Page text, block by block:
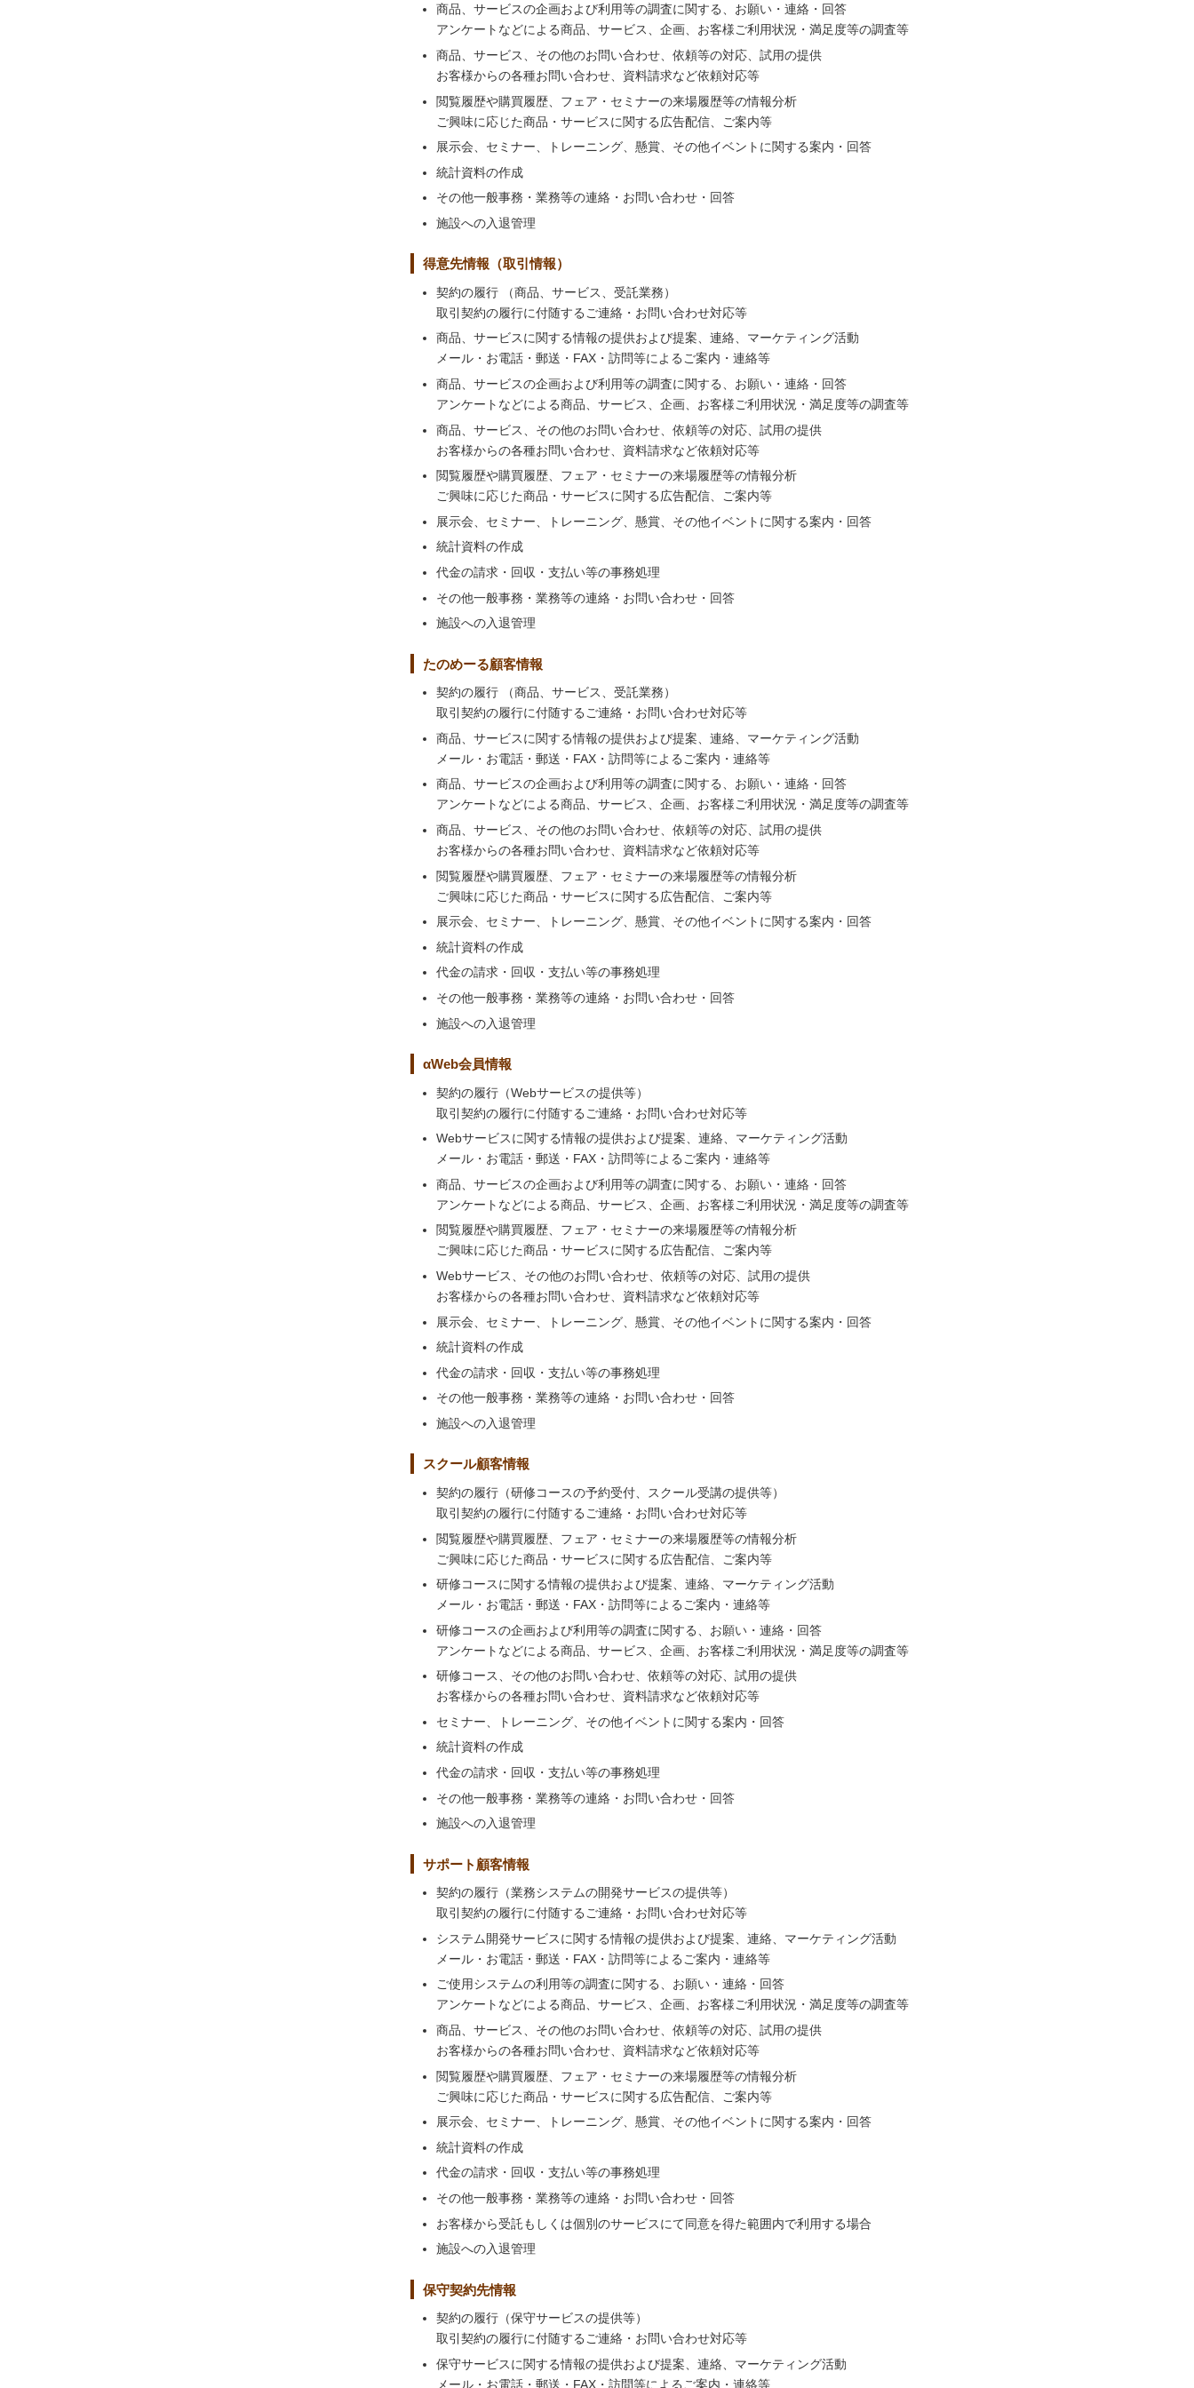
商品、サービスの企画および利用等の調査に関する、お願い・連絡・回答
アンケートなどによる商品、サービス、企画、お客様ご利用状況・満足度等の調査等
商品、サービス、その他のお問い合わせ、依頼等の対応、試用の提供
お客様からの各種お問い合わせ、資料請求など依頼対応等
閲覧履歴や購買履歴、フェア・セミナーの来場履歴等の情報分析
ご興味に応じた商品・サービスに関する広告配信、ご案内等
展示会、セミナー、トレーニング、懸賞、その他イベントに関する案内・回答
統計資料の作成
その他一般事務・業務等の連絡・お問い合わせ・回答
施設への入退管理
得意先情報（取引情報）
契約の履行 （商品、サービス、受託業務）
取引契約の履行に付随するご連絡・お問い合わせ対応等
商品、サービスに関する情報の提供および提案、連絡、マーケティング活動
メール・お電話・郵送・FAX・訪問等によるご案内・連絡等
商品、サービスの企画および利用等の調査に関する、お願い・連絡・回答
アンケートなどによる商品、サービス、企画、お客様ご利用状況・満足度等の調査等
商品、サービス、その他のお問い合わせ、依頼等の対応、試用の提供
お客様からの各種お問い合わせ、資料請求など依頼対応等
閲覧履歴や購買履歴、フェア・セミナーの来場履歴等の情報分析
ご興味に応じた商品・サービスに関する広告配信、ご案内等
展示会、セミナー、トレーニング、懸賞、その他イベントに関する案内・回答
統計資料の作成
代金の請求・回収・支払い等の事務処理
その他一般事務・業務等の連絡・お問い合わせ・回答
施設への入退管理
たのめーる顧客情報
契約の履行 （商品、サービス、受託業務）
取引契約の履行に付随するご連絡・お問い合わせ対応等
商品、サービスに関する情報の提供および提案、連絡、マーケティング活動
メール・お電話・郵送・FAX・訪問等によるご案内・連絡等
商品、サービスの企画および利用等の調査に関する、お願い・連絡・回答
アンケートなどによる商品、サービス、企画、お客様ご利用状況・満足度等の調査等
商品、サービス、その他のお問い合わせ、依頼等の対応、試用の提供
お客様からの各種お問い合わせ、資料請求など依頼対応等
閲覧履歴や購買履歴、フェア・セミナーの来場履歴等の情報分析
ご興味に応じた商品・サービスに関する広告配信、ご案内等
展示会、セミナー、トレーニング、懸賞、その他イベントに関する案内・回答
統計資料の作成
代金の請求・回収・支払い等の事務処理
その他一般事務・業務等の連絡・お問い合わせ・回答
施設への入退管理
αWeb会員情報
契約の履行（Webサービスの提供等）
取引契約の履行に付随するご連絡・お問い合わせ対応等
Webサービスに関する情報の提供および提案、連絡、マーケティング活動
メール・お電話・郵送・FAX・訪問等によるご案内・連絡等
商品、サービスの企画および利用等の調査に関する、お願い・連絡・回答
アンケートなどによる商品、サービス、企画、お客様ご利用状況・満足度等の調査等
閲覧履歴や購買履歴、フェア・セミナーの来場履歴等の情報分析
ご興味に応じた商品・サービスに関する広告配信、ご案内等
Webサービス、その他のお問い合わせ、依頼等の対応、試用の提供
お客様からの各種お問い合わせ、資料請求など依頼対応等
展示会、セミナー、トレーニング、懸賞、その他イベントに関する案内・回答
統計資料の作成
代金の請求・回収・支払い等の事務処理
その他一般事務・業務等の連絡・お問い合わせ・回答
施設への入退管理
スクール顧客情報
契約の履行（研修コースの予約受付、スクール受講の提供等）
取引契約の履行に付随するご連絡・お問い合わせ対応等
閲覧履歴や購買履歴、フェア・セミナーの来場履歴等の情報分析
ご興味に応じた商品・サービスに関する広告配信、ご案内等
研修コースに関する情報の提供および提案、連絡、マーケティング活動
メール・お電話・郵送・FAX・訪問等によるご案内・連絡等
研修コースの企画および利用等の調査に関する、お願い・連絡・回答
アンケートなどによる商品、サービス、企画、お客様ご利用状況・満足度等の調査等
研修コース、その他のお問い合わせ、依頼等の対応、試用の提供
お客様からの各種お問い合わせ、資料請求など依頼対応等
セミナー、トレーニング、その他イベントに関する案内・回答
統計資料の作成
代金の請求・回収・支払い等の事務処理
その他一般事務・業務等の連絡・お問い合わせ・回答
施設への入退管理
サポート顧客情報
契約の履行（業務システムの開発サービスの提供等）
取引契約の履行に付随するご連絡・お問い合わせ対応等
システム開発サービスに関する情報の提供および提案、連絡、マーケティング活動
メール・お電話・郵送・FAX・訪問等によるご案内・連絡等
ご使用システムの利用等の調査に関する、お願い・連絡・回答
アンケートなどによる商品、サービス、企画、お客様ご利用状況・満足度等の調査等
商品、サービス、その他のお問い合わせ、依頼等の対応、試用の提供
お客様からの各種お問い合わせ、資料請求など依頼対応等
閲覧履歴や購買履歴、フェア・セミナーの来場履歴等の情報分析
ご興味に応じた商品・サービスに関する広告配信、ご案内等
展示会、セミナー、トレーニング、懸賞、その他イベントに関する案内・回答
統計資料の作成
代金の請求・回収・支払い等の事務処理
その他一般事務・業務等の連絡・お問い合わせ・回答
お客様から受託もしくは個別のサービスにて同意を得た範囲内で利用する場合
施設への入退管理
保守契約先情報
契約の履行（保守サービスの提供等）
取引契約の履行に付随するご連絡・お問い合わせ対応等
保守サービスに関する情報の提供および提案、連絡、マーケティング活動
メール・お電話・郵送・FAX・訪問等によるご案内・連絡等